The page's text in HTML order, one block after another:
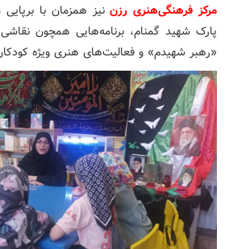
مرکز فرهنگی‌هنری رزننیز همزمان با
پارک شهید گمنام، برنامه‌هایی همچون
«رهبر شهیدم» و فعالیت‌های هنری ویژه